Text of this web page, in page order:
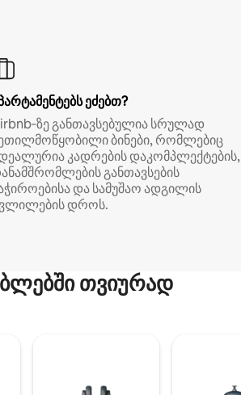
ეძებთ?
განთავსებულია სრულად
ბინები, რომლებიც
კადრების დაკომპლექტების,
განთავსების
და სამუშაო ადგილის
დროს.
თვიურად